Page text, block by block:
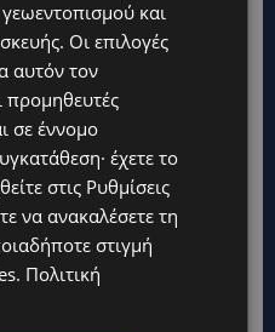
η πισίνα του χωριού –
και επισκέπτες
στην Αντιπροεδρία του
ευθύνη»
με το Arla Protein Food
και
Οι επιλογές
αυτόν τον
προμηθευτές
σε έννομο
έχετε το
στις Ρυθμίσεις
να ανακαλέσετε τη
στιγμή
. Πολιτική